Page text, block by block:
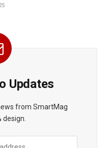
Updates
from SmartMag